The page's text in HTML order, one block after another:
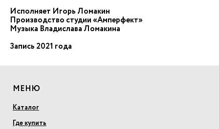
Исполняет Игорь Ломакин
Производство студии «Амперфект»
Музыка Владислава Ломакина
Запись 2021 года
МЕНЮ
Каталог
Где купить